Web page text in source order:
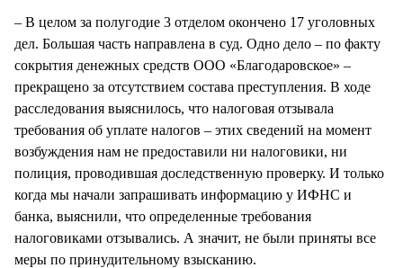
– В целом за полугодие 3 отделом окончено 17 уголовных
дел. Большая часть направлена в суд. Одно дело – по факту
сокрытия денежных средств ООО «Благодаровское» –
прекращено за отсутствием состава преступления. В ходе
расследования выяснилось, что налоговая отзывала
требования об уплате налогов – этих сведений на момент
возбуждения нам не предоставили ни налоговики, ни
полиция, проводившая доследственную проверку. И только
когда мы начали запрашивать информацию у ИФНС и
банка, выяснили, что определенные требования
налоговиками отзывались. А значит, не были приняты все
меры по принудительному взысканию.